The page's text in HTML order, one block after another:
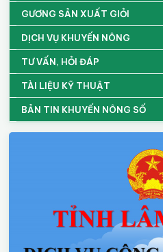
GƯƠNG SẢN XUẤT GIỎI
DỊCH VỤ KHUYẾN NÔNG
TƯ VẤN, HỎI ĐÁP
TÀI LIỆU KỸ THUẬT
BẢN TIN KHUYẾN NÔNG SỐ